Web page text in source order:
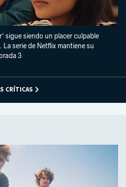
sigue siendo un placer culpable
La serie de Netflix mantiene su
3
CRÍTICAS